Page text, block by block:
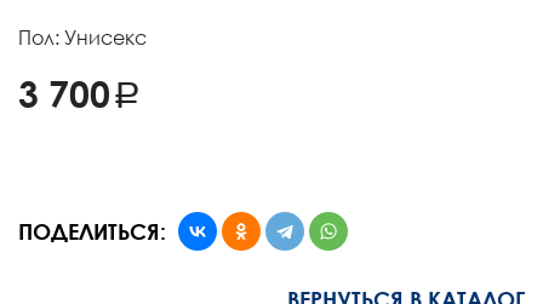
Пол: Унисекс
3 700
ПОДЕЛИТЬСЯ:
ВЕРНУТЬСЯ В КАТАЛОГ